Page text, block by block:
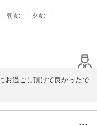
| 朝食: - | 夕食: - |
お過ごし頂けて良かったで
ます。串本町は、間もな
ろんその際はゲストハウス